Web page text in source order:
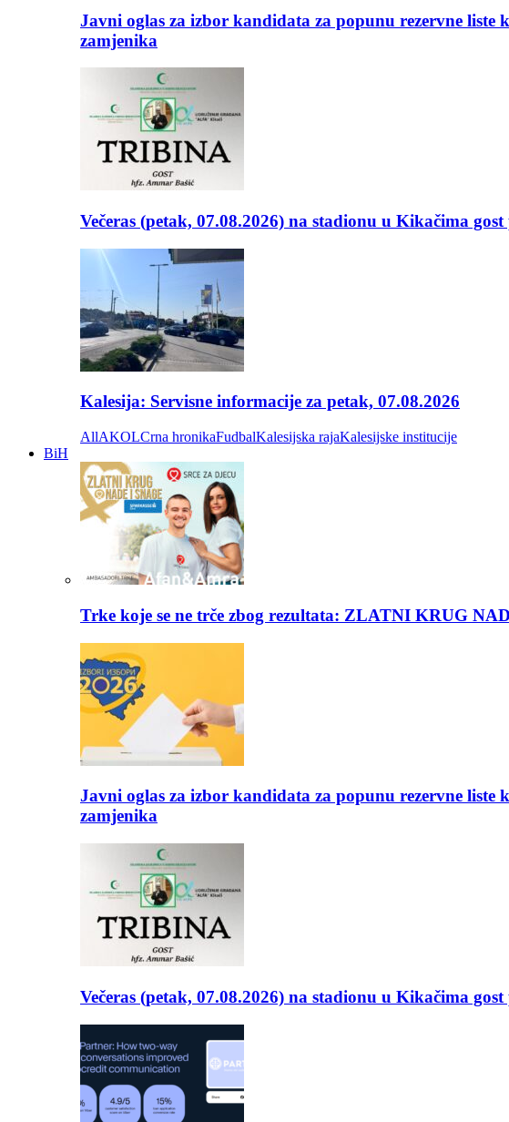
Javni oglas za izbor kandidata za popunu rezervne
zamjenika
Večeras (petak, 07.08.2026) na stadionu u Kikačima
Kalesija: Servisne informacije za petak, 07.08.2026
AllAKOLCrna hronikaFudbalKalesijska rajaKalesijske institucije
BiH
Trke koje se ne trče zbog rezultata: ZLATNI KRUG
Javni oglas za izbor kandidata za popunu rezervne
zamjenika
Večeras (petak, 07.08.2026) na stadionu u Kikačima